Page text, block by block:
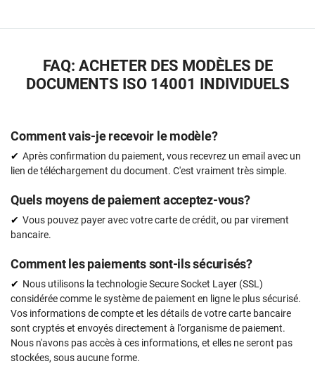
FAQ: ACHETER DES MODÈLES DE
DOCUMENTS ISO 14001 INDIVIDUELS
Comment vais-je recevoir le modèle?
Après confirmation du paiement, vous recevrez un email avec un
lien de téléchargement du document. C'est vraiment très simple.
Quels moyens de paiement acceptez-vous?
Vous pouvez payer avec votre carte de crédit, ou par virement
bancaire.
Comment les paiements sont-ils sécurisés?
Nous utilisons la technologie Secure Socket Layer (SSL)
considérée comme le système de paiement en ligne le plus sécurisé.
Vos informations de compte et les détails de votre carte bancaire
sont cryptés et envoyés directement à l'organisme de paiement.
Nous n'avons pas accès à ces informations, et elles ne seront pas
stockées, sous aucune forme.